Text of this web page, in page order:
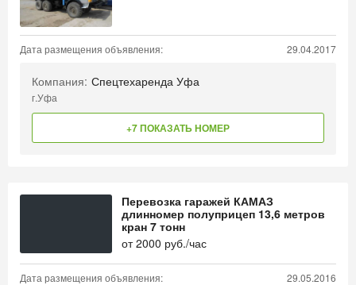
Дата размещения объявления: 29.04.2017
Компания: Спецтехаренда Уфа
г.Уфа
+7 ПОКАЗАТЬ НОМЕР
Перевозка гаражей КАМАЗ
длинномер полуприцеп 13,6 метров
кран 7 тонн
от2000 руб./час
Дата размещения объявления: 29.05.2016